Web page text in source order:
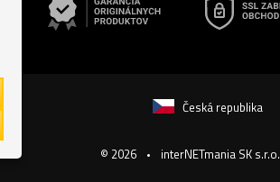
Česká republika
© 2026 interNETmania SK s.r.o.